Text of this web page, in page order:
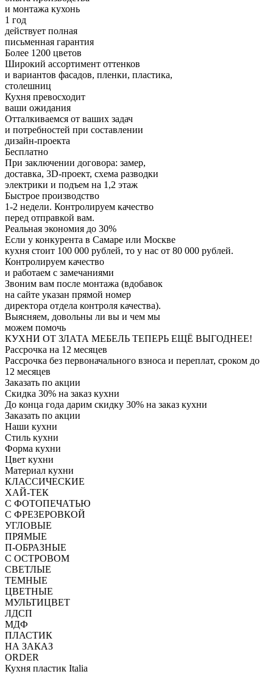
и монтажа кухонь
1 год
действует полная
письменная гарантия
Более 1200 цветов
Широкий ассортимент оттенков
и вариантов фасадов, пленки, пластика,
столешниц
Кухня превосходит
ваши ожидания
Отталкиваемся от ваших задач
и потребностей при составлении
дизайн-проекта
Бесплатно
При заключении договора: замер,
доставка, 3D-проект, схема разводки
электрики и подъем на 1,2 этаж
Быстрое производство
1-2 недели. Контролируем качество
перед отправкой вам.
Реальная экономия до 30%
Если у конкурента в Самаре или Москве
кухня стоит 100 000 рублей, то у нас от 80 000 рублей.
Контролируем качество
и работаем с замечаниями
Звоним вам после монтажа (вдобавок
на сайте указан прямой номер
директора отдела контроля качества).
Выясняем, довольны ли вы и чем мы
можем помочь
КУХНИ ОТ ЗЛАТА МЕБЕЛЬ ТЕПЕРЬ ЕЩЁ ВЫГОДНЕЕ!
Рассрочка на 12 месяцев
Рассрочка без первоначального взноса и переплат, сроком до
12 месяцев
Заказать по акции
Скидка 30% на заказ кухни
До конца года дарим скидку 30% на заказ кухни
Заказать по акции
Наши кухни
Стиль кухни
Форма кухни
Цвет кухни
Материал кухни
КЛАССИЧЕСКИЕ
ХАЙ-ТЕК
С ФОТОПЕЧАТЬЮ
С ФРЕЗЕРОВКОЙ
УГЛОВЫЕ
ПРЯМЫЕ
П-ОБРАЗНЫЕ
С ОСТРОВОМ
СВЕТЛЫЕ
ТЕМНЫЕ
ЦВЕТНЫЕ
МУЛЬТИЦВЕТ
ЛДСП
МДФ
ПЛАСТИК
НА ЗАКАЗ
ORDER
Кухня пластик Italia